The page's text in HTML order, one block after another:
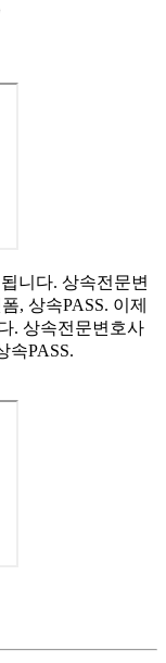
니다. 상속전문변
, 상속PASS. 이제
. 상속전문변호사
속PASS.